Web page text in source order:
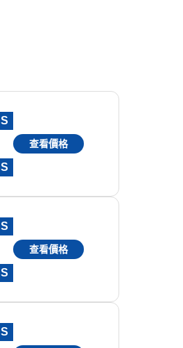
S
S
查看價格
S
S
查看價格
S